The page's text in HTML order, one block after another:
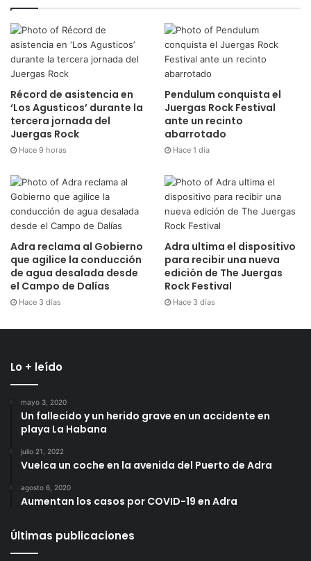
Récord de asistencia en
‘Los Agusticos’ durante la
tercera jornada del
Juergas Rock
Hace 9 horas
Pendulum conquista el
Juergas Rock Festival
ante un recinto
abarrotado
Hace 1 día
Adra reclama al Gobierno
que agilice la conducción
de agua desalada desde
el Campo de Dalías
Hace 3 días
Adra ultima el dispositivo
para recibir una nueva
edición de The Juergas
Rock Festival
Hace 3 días
Lo + leído
mayo 3, 2020
Un fallecido y un herido grave en un accidente en
playa La Habana
julio 21, 2022
Vuelca un coche en la avenida del Puerto de Adra
agosto 6, 2020
Aumentan los casos por COVID-19 en Adra
Últimas publicaciones